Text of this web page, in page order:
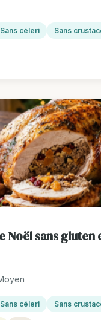
Sans céleri Sans
Noël sans gluten
Sans céleri Sans